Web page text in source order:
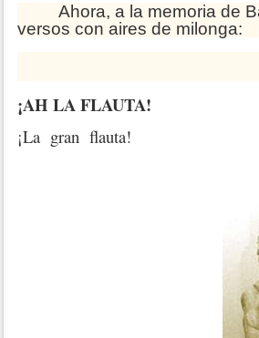
Ahora, a la memoria de
versos con aires de milonga:
¡AH LA FLAUTA!
¡La gran flauta!